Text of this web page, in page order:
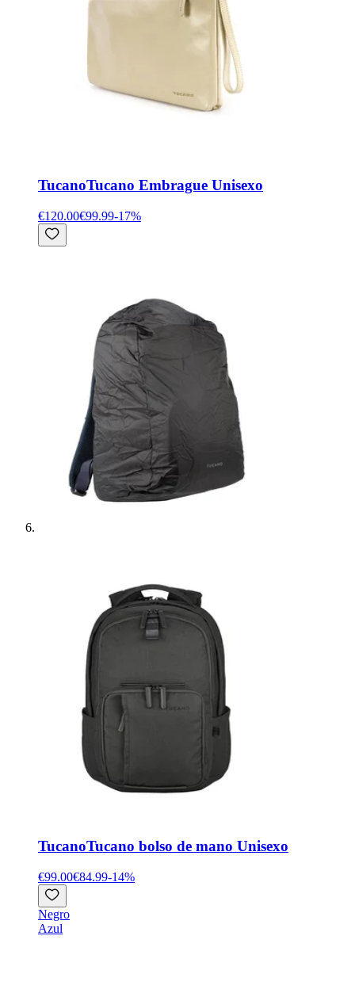
TucanoTucano Embrague Unisexo
€120.00€99.99-17%
TucanoTucano bolso de mano Unisexo
€99.00€84.99-14%
Negro
Azul